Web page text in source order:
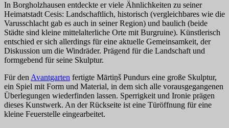
In Borgholzhausen entdeckte er viele Ähnlichkeiten zu seiner
Heimatstadt Cesis: Landschaftlich, historisch (vergleichbares wie die
Varusschlacht gab es auch in seiner Region) und baulich (beide
Städte sind kleine mittelalterliche Orte mit Burgruine). Künstlerisch
entschied er sich allerdings für eine aktuelle Gemeinsamkeit, der
Diskussion um die Windräder. Prägend für die Landschaft und
formgebend für seine Skulptur.
Für den Avantgarten fertigte Mārtiņš Pundurs eine große Skulptur,
ein Spiel mit Form und Material, in dem sich alle vorausgegangenen
Überlegungen wiederfinden lassen. Sperrigkeit und Ironie prägen
dieses Kunstwerk. An der Rückseite ist eine Türöffnung für eine
kleine Feuerstelle eingearbeitet.